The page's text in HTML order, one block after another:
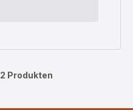
2 Produkten